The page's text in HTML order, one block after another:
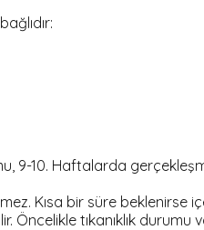
10. Haftalarda
Kısa bir süre
tıkanıklık